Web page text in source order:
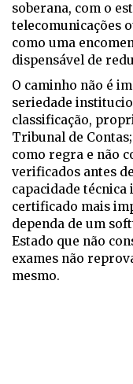
soberana, com o
telecomunicações
como uma
dispensável de
O caminho não é
seriedade
classificação,
Tribunal de
como regra e não
verificados antes
capacidade
certificado mais
dependa de um
Estado que não
exames não
mesmo.